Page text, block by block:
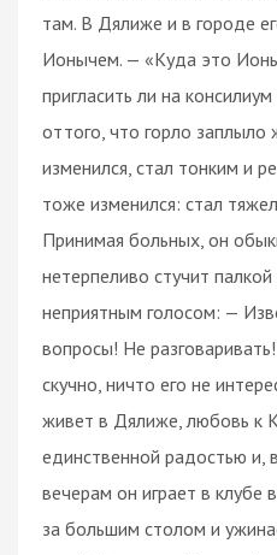
там. В Дялиже и в городе
Ионычем. — «Куда это
пригласить ли на
оттого, что горло заплыло
изменился, стал тонким и
тоже изменился: стал
Принимая больных, он
нетерпеливо стучит
неприятным голосом: —
вопросы! Не
скучно, ничто его не
живет в Дялиже, любовь к
единственной радостью и,
вечерам он играет в клубе
за большим столом и